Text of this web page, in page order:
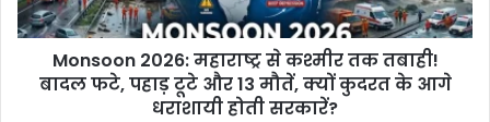
2
0
Monsoon 2026: महाराष्ट्र से कश्मीर तक तबाही!
बादल फटे, पहाड़ टूटे और 13 मौतें, क्यों कुदरत के आगे
धराशायी होती सरकारें?